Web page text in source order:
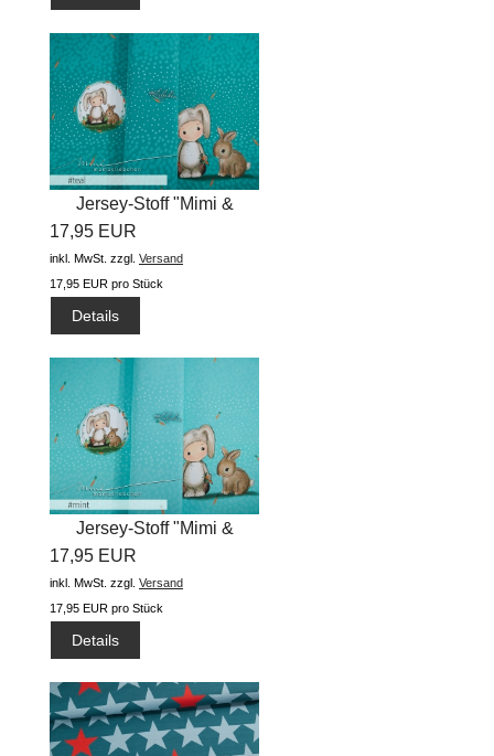
Jersey-Stoff "Mimi &
Mats...
17,95 EUR
inkl. MwSt. zzgl. Versand
17,95 EUR pro Stück
Details
Jersey-Stoff "Mimi &
Mats...
17,95 EUR
inkl. MwSt. zzgl. Versand
17,95 EUR pro Stück
Details